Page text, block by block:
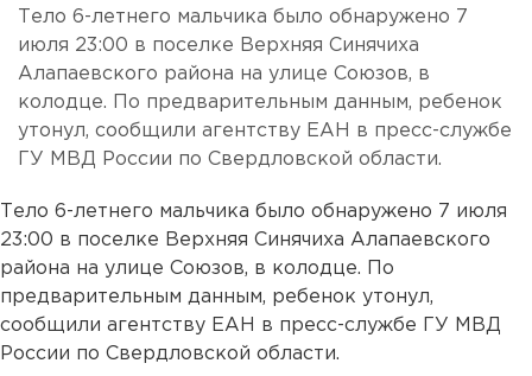
Тело 6-летнего мальчика было обнаружено 7
июля 23:00 в поселке Верхняя Синячиха
Алапаевского района на улице Союзов, в
колодце. По предварительным данным, ребенок
утонул, сообщили агентству ЕАН в пресс-службе
ГУ МВД России по Свердловской области.
Тело 6-летнего мальчика было обнаружено 7 июля
23:00 в поселке Верхняя Синячиха Алапаевского
района на улице Союзов, в колодце. По
предварительным данным, ребенок утонул,
сообщили агентству ЕАН в пресс-службе ГУ МВД
России по Свердловской области.